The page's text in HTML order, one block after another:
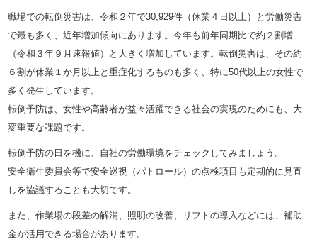
082-293-8102
職場での転倒災害は、令和２年で30,929件（休業４日以上）と労働災害
で最も多く、近年増加傾向にあります。今年も前年同期比で約２割増
（令和３年９月速報値）と大きく増加しています。転倒災害は、その約
６割が休業１か月以上と重症化するものも多く、特に50代以上の女性で
多く発生しています。
転倒予防は、女性や高齢者が益々活躍できる社会の実現のためにも、大
変重要な課題です。
転倒予防の日を機に、自社の労働環境をチェックしてみましょう。
安全衛生委員会等で安全巡視（パトロール）の点検項目も定期的に見直
しを協議することも大切です。
また、作業場の段差の解消、照明の改善、リフトの導入などには、補助
金が活用できる場合があります。